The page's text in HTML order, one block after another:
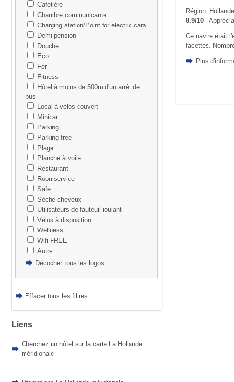
Cafetière
Chambre communicante
Charging station/Point for electric cars
Demi pension
Douche
Eco
Fer
Fitness
bus
Local à vélos couvert
Minibar
Parking
Parking free
Plage
Planche à voile
Restaurant
Roomservice
Safe
Sèche cheveux
Utilisateurs de fauteuil roulant
Vélos à disposition
Wellness
Wifi FREE
Autre
Décocher tous les logos
Effacer tous les filtres
Liens
Cherchez un hôtel sur la carte La Hollande
méridionale
Région:
8.9/10-
Ce navire était
facettes.
Plus